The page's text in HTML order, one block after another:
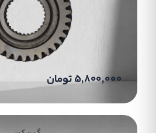
آن است.قطعات گیربکس به هم
عملکردشان بهم وابسته می
قطعات متعددی تشکیل شده
های مهم گیربکس چرخ دنده ها
داخل کابین هستند و بسته به
میزان گشتاور انتقالی از
وجود این چرخ دنده ها در
هستند.
5,800,000 تومان